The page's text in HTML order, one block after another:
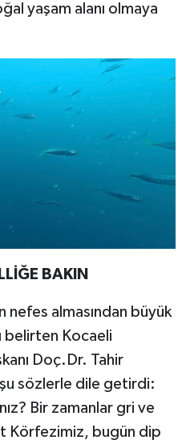
yaşam alanı olmaya
BAKIN
nefes almasından büyük
belirten Kocaeli
Doç.Dr. Tahir
şu sözlerle dile getirdi:
Bir zamanlar gri ve
Körfezimiz, bugün dip